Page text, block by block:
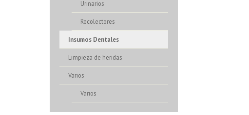
Urinarios
Recolectores
Insumos Dentales
Limpieza de heridas
Varios
Varios